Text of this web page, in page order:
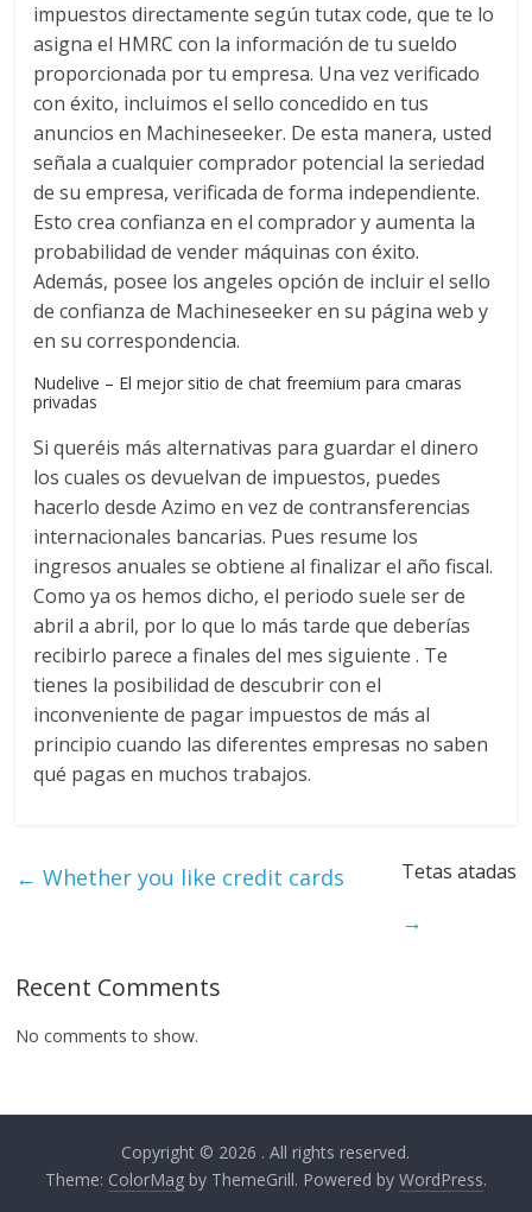
impuestos directamente según tutax code, que te lo
asigna el HMRC con la información de tu sueldo
proporcionada por tu empresa. Una vez verificado
con éxito, incluimos el sello concedido en tus
anuncios en Machineseeker. De esta manera, usted
señala a cualquier comprador potencial la seriedad
de su empresa, verificada de forma independiente.
Esto crea confianza en el comprador y aumenta la
probabilidad de vender máquinas con éxito.
Además, posee los angeles opción de incluir el sello
de confianza de Machineseeker en su página web y
en su correspondencia.
Nudelive – El mejor sitio de chat freemium para cmaras
privadas
Si queréis más alternativas para guardar el dinero
los cuales os devuelvan de impuestos, puedes
hacerlo desde Azimo en vez de contransferencias
internacionales bancarias. Pues resume los
ingresos anuales se obtiene al finalizar el año fiscal.
Como ya os hemos dicho, el periodo suele ser de
abril a abril, por lo que lo más tarde que deberías
recibirlo parece a finales del mes siguiente . Te
tienes la posibilidad de descubrir con el
inconveniente de pagar impuestos de más al
principio cuando las diferentes empresas no saben
qué pagas en muchos trabajos.
← Whether you like credit cards Tetas atadas
→
Recent Comments
No comments to show.
Copyright © 2026 . All rights reserved.
Theme: ColorMagby ThemeGrill. Powered by WordPress.